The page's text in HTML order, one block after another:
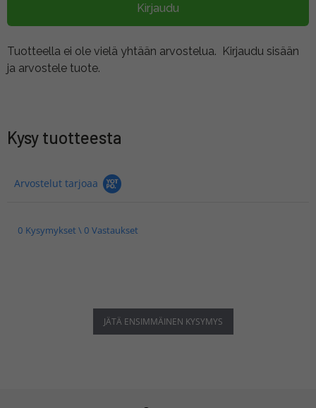
Kirjaudu
Tuotteella ei ole vielä yhtään arvostelua. Kirjaudu sisään
ja arvostele tuote.
Kysy tuotteesta
Arvostelut tarjoaa
0 Kysymykset \ 0 Vastaukset
JÄTÄ ENSIMMÄINEN KYSYMYS